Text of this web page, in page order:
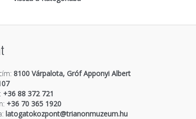
8100 Várpalota, Gróf Apponyi Albert
+36 88 372 721
+36 70 365 1920
latogatokozpont@trianonmuzeum.hu